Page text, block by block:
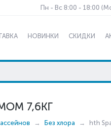
Пн - Вс 8:00 - 18:00
НОВИНКИ СКИДКИ
7,6КГ
Без хлора hth